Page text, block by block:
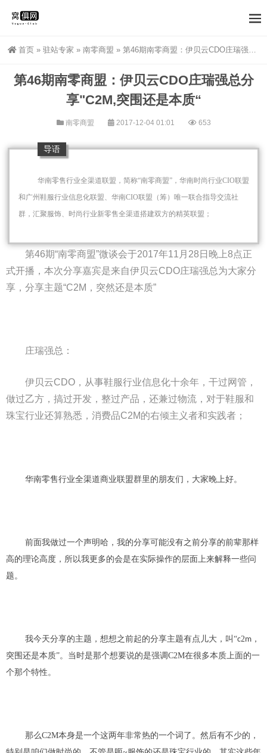
首页 » 驻站专家 » 南零商盟 » 第46期南零商盟：伊贝云CDO庄瑞强总分享"C2M,突围还是本质“
第46期南零商盟：伊贝云CDO庄瑞强总分
享"C2M,突围还是本质“
南零商盟 2017-12-04 01:01 653
导语
华南零售行业全渠道联盟，简称“南零商盟”，华南时尚行业CIO联盟
和广州鞋服行业信息化联盟、华南CIO联盟（筹）唯一联合指导交流社
群，汇聚服饰、时尚行业新零售全渠道搭建双方的精英联盟；
第46期“南零商盟”微谈会于2017年11月28日晚上8点正
式开播，本次分享嘉宾是来自伊贝云CDO庄瑞强总为大家分
享，分享主题“C2M，突然还是本质”
庄瑞强总：
伊贝云CDO，从事鞋服行业信息化十余年，干过网管，
做过乙方，搞过开发，整过产品，还兼过物流，对于鞋服和
珠宝行业还算熟悉，消费品C2M的右倾主义者和实践者；
华南零售行业全渠道商业联盟群里的朋友们，大家晚上好。
前面我做过一个声明哈 ，我的分享可能没有之前分享的前辈那样
高的理论高度，所以我更多的会是在实际操作的层面上来解释一些问
题。
我今天分享的主题， 想想之前起的分享主题有点儿大，叫“c2m ，
突围还是本质”。当时是那个想要说的是强调C2M在很多本质上面的一
个那个特性。
那么C2M本身是一个这两年非常热的一个词了。然后有不少的，